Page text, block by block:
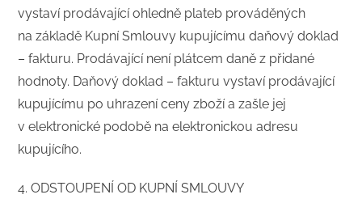
vystaví prodávající ohledně plateb prováděných
na základě Kupní Smlouvy kupujícímu daňový doklad
– fakturu. Prodávající není plátcem daně z přidané
hodnoty. Daňový doklad – fakturu vystaví prodávající
kupujícímu po uhrazení ceny zboží a zašle jej
v elektronické podobě na elektronickou adresu
kupujícího.
​4. ODSTOUPENÍ OD KUPNÍ SMLOUVY